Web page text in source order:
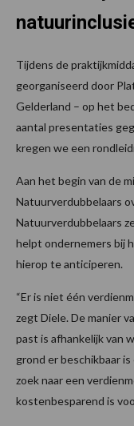
Tijdens de
georganiseerd door
Gelderland – op het
aantal presentaties
kregen we een
Aan het begin van de
Natuurverdubbelaars
Natuurverdubbelaars
helpt ondernemers bij
hierop te anticiperen.
“Er is niet één
zegt Diele. De manier
past is afhankelijk van
grond er beschikbaar
zoek naar een
kostenbesparend is